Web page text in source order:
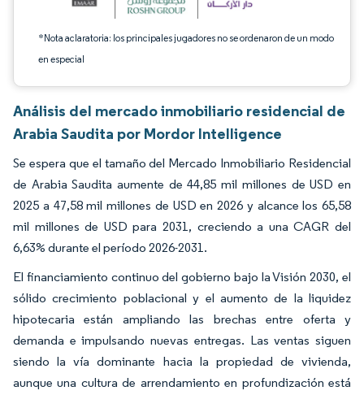
*Nota aclaratoria: los principales jugadores no se ordenaron de un modo
en especial
Análisis del mercado inmobiliario residencial de
Arabia Saudita por Mordor Intelligence
Se espera que el tamaño del Mercado Inmobiliario Residencial
de Arabia Saudita aumente de 44,85 mil millones de USD en
2025 a 47,58 mil millones de USD en 2026 y alcance los 65,58
mil millones de USD para 2031, creciendo a una CAGR del
6,63% durante el período 2026-2031.
El financiamiento continuo del gobierno bajo la Visión 2030, el
sólido crecimiento poblacional y el aumento de la liquidez
hipotecaria están ampliando las brechas entre oferta y
demanda e impulsando nuevas entregas. Las ventas siguen
siendo la vía dominante hacia la propiedad de vivienda,
aunque una cultura de arrendamiento en profundización está